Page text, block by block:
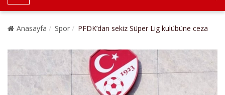
o
g
N
Anasayfa Spor PFDK’dan sekiz Süper Lig kulübüne ceza